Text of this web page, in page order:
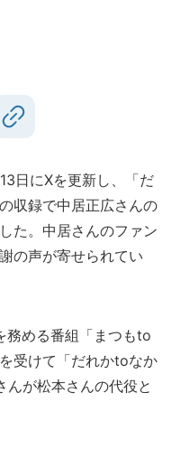
日にXを更新し、「だ
収録で中居正広さんの
た。中居さんのファン
の声が寄せられてい
める番組「まつもto
受けて「だれかtoなか
んが松本さんの代役と